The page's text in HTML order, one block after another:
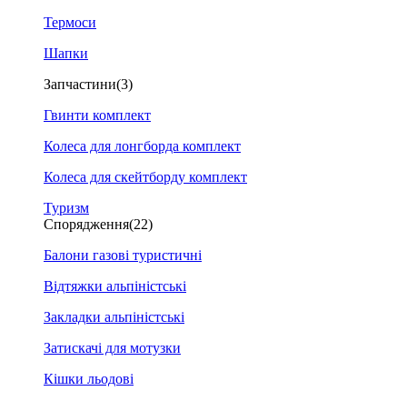
Термоси
Шапки
Запчастини(3)
Гвинти комплект
Колеса для лонгборда комплект
Колеса для скейтборду комплект
Туризм
Спорядження(22)
Балони газові туристичні
Відтяжки альпіністські
Закладки альпіністські
Затискачі для мотузки
Кішки льодові